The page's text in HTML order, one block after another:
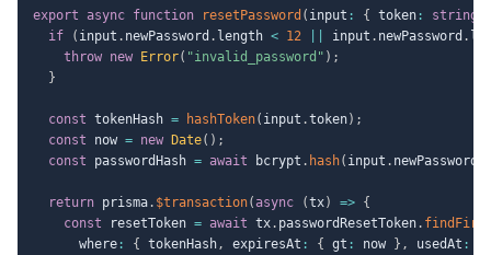
export async function resetPassword ( input : { token : string
if
( input . newPassword . length < 12 input . newPassword .
throw new Error( "invalid_password" ) ;
}
const tokenHash = hashToken( input .token) ;
const now = new Date( ) ;
const passwordHash = await bcrypt . hash( input . newPassword
return prisma. $transaction( async (tx) => {
const resetToken = await tx. passwordResetToken.
      where
: { tokenHash, expiresAt : { gt : now } , usedAt :